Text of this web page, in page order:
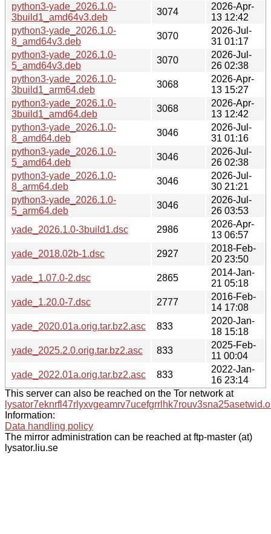
python3-yade_2026.1.0-
3build1_amd64v3.deb
3074
2026-Apr-
13 12:42
python3-yade_2026.1.0-
8_amd64v3.deb
3070
2026-Jul-
31 01:17
python3-yade_2026.1.0-
5_amd64v3.deb
3070
2026-Jul-
26 02:38
python3-yade_2026.1.0-
3build1_arm64.deb
3068
2026-Apr-
13 15:27
python3-yade_2026.1.0-
3build1_amd64.deb
3068
2026-Apr-
13 12:42
python3-yade_2026.1.0-
8_amd64.deb
3046
2026-Jul-
31 01:16
python3-yade_2026.1.0-
5_amd64.deb
3046
2026-Jul-
26 02:38
python3-yade_2026.1.0-
8_arm64.deb
3046
2026-Jul-
30 21:21
python3-yade_2026.1.0-
5_arm64.deb
3046
2026-Jul-
26 03:53
yade_2026.1.0-3build1.dsc
2986
2026-Apr-
13 06:57
yade_2018.02b-1.dsc
2927
2018-Feb-
20 23:50
yade_1.07.0-2.dsc
2865
2014-Jan-
21 05:18
yade_1.20.0-7.dsc
2777
2016-Feb-
14 17:08
yade_2020.01a.orig.tar.bz2.asc
833
2020-Jan-
18 15:18
yade_2025.2.0.orig.tar.bz2.asc
833
2025-Feb-
11 00:04
yade_2022.01a.orig.tar.bz2.asc
833
2022-Jan-
16 23:14
This server can also be reached on the Tor network at
Information:
Data handling policy
The mirror administration can be reached at ftp-master (at)
lysator.liu.se